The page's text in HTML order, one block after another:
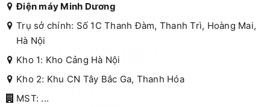
Điện máy Minh Dương
Trụ sở chính: Số 1C Thanh Đàm, Thanh Trì, Hoàng Mai,
Hà Nội
Kho 1: Kho Cảng Hà Nội
Kho 2: Khu CN Tây Bắc Ga, Thanh Hóa
MST: ...